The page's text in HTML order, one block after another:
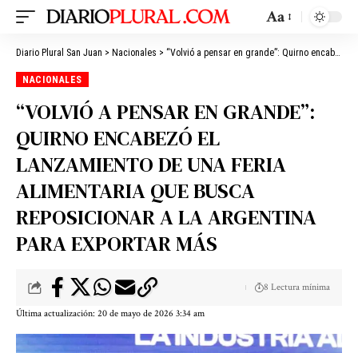
Aa
Diario Plural San Juan > Nacionales > “Volvió a pensar en grande”: Quirno encabezó el lanzamiento de una feria alimentaria que busca reposicionar a la Argentina para exportar más
NACIONALES
“VOLVIÓ A PENSAR EN GRANDE”:
QUIRNO ENCABEZÓ EL
LANZAMIENTO DE UNA FERIA
ALIMENTARIA QUE BUSCA
REPOSICIONAR A LA ARGENTINA
PARA EXPORTAR MÁS
Última actualización: 20 de mayo de 2026 3:34 am
8 Lectura mínima